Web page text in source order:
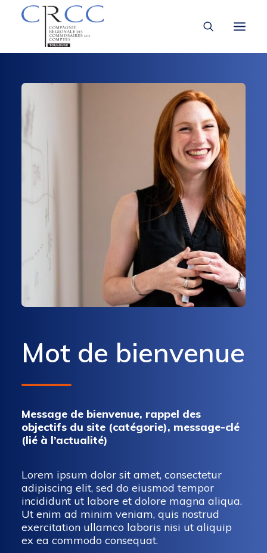
LA CRCC
LA PROFESSION
VOUS ÊTES
Mot de bienvenue
Message de bienvenue, rappel des
objectifs du site (catégorie), message-clé
(lié à l’actualité)
Lorem ipsum dolor sit amet, consectetur
adipiscing elit, sed do eiusmod tempor
incididunt ut labore et dolore magna aliqua.
Ut enim ad minim veniam, quis nostrud
exercitation ullamco laboris nisi ut aliquip
ex ea commodo consequat.